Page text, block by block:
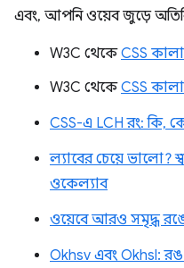
এবং, আপনি ওয়েব জুড়ে
W3C থেকেCSS
W3C থেকেCSS
CSS-এ LCH রং: কি,
ল্যাবের চেয়ে ভালো?
ওকেল্যাব
ওয়েবে আরও সমৃদ্ধ
Okhsv এবং Okhsl: